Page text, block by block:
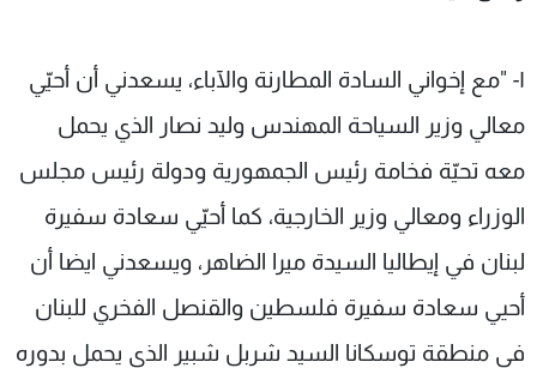
١- "مع إخواني السادة المطارنة والآباء، يسعدني أن أحيّي
معالي وزير السياحة المهندس وليد نصار الذي يحمل
معه تحيّة فخامة رئيس الجمهورية ودولة رئيس مجلس
الوزراء ومعالي وزير الخارجية، كما أحيّي سعادة سفيرة
لبنان في إيطاليا السيدة ميرا الضاهر، ويسعدني ايضا أن
أحيي سعادة سفيرة فلسطين والقنصل الفخري للبنان
في منطقة توسكانا السيد شربل شبير الذي يحمل بدوره